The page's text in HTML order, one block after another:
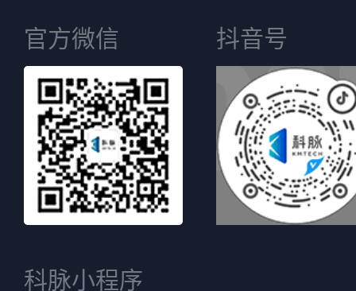
官方微信 抖音号
科脉小程序